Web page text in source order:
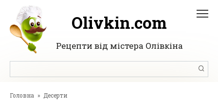
Перейти
вмісту
Olivkin.com
Рецепти від містера Олівкіна
Головна » Десерти